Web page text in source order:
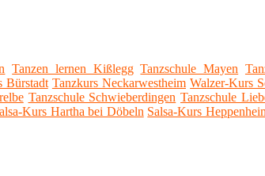
Tanzen lernen Kißlegg Tanzschule Mayen
Bürstadt Tanzkurs Neckarwestheim Walzer-Kurs
Tanzschule Schwieberdingen Tanzschule
Kurs Hartha bei Döbeln Salsa-Kurs